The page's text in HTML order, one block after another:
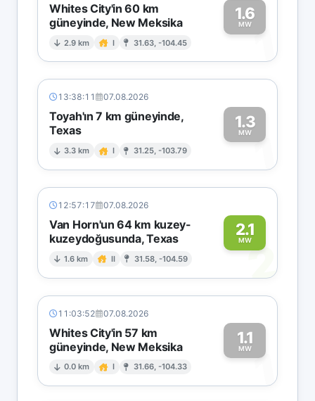
Whites City'in 60 km
güneyinde, New Meksika
2.9 km I 31.63, -104.45
1.6
MW1
13:38:11 07.08.2026
Toyah'ın 7 km güneyinde,
Texas
3.3 km I 31.25, -103.79
1.3
MW1
12:57:17 07.08.2026
Van Horn'un 64 km kuzey-
kuzeydoğusunda, Texas
1.6 km II 31.58, -104.59
2.1
MW2
11:03:52 07.08.2026
Whites City'in 57 km
güneyinde, New Meksika
0.0 km I 31.66, -104.33
1.1
MW1